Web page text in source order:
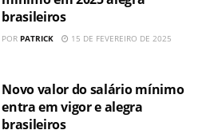
brasileiros
POR PATRICK 15 DE FEVEREIRO DE 2025
Novo valor do salário mínimo
entra em vigor e alegra
brasileiros